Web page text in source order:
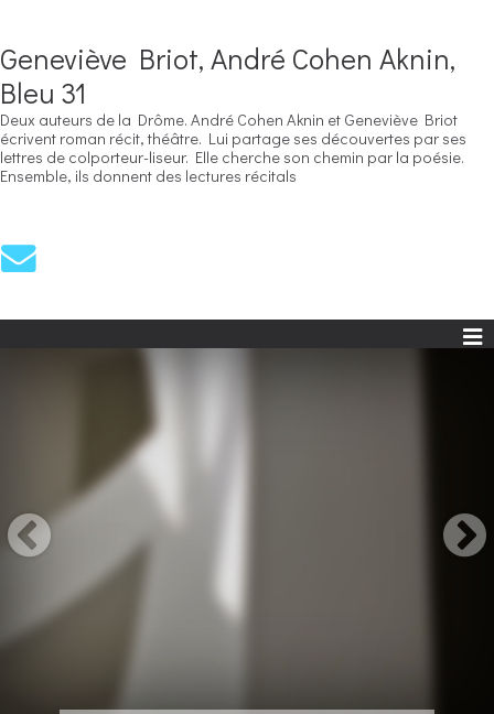
Geneviève Briot, André Cohen Aknin,
Bleu 31
Deux auteurs de la Drôme. André Cohen Aknin et Geneviève Briot
écrivent roman récit, théâtre. Lui partage ses découvertes par ses
lettres de colporteur-liseur. Elle cherche son chemin par la poésie.
Ensemble, ils donnent des lectures récitals